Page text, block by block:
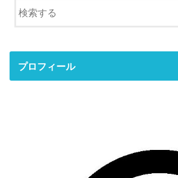
プロフィール